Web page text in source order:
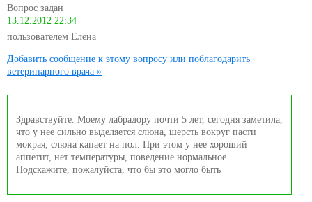
Вопрос задан
13.12.2012 22:34
пользователем Елена
Добавить сообщение к этому вопросу или поблагодарить
ветеринарного врача »
Здравствуйте. Моему лабрадору почти 5 лет, сегодня заметила,
что у нее сильно выделяется слюна, шерсть вокруг пасти
мокрая, слюна капает на пол. При этом у нее хороший
аппетит, нет температуры, поведение нормальное.
Подскажите, пожалуйста, что бы это могло быть